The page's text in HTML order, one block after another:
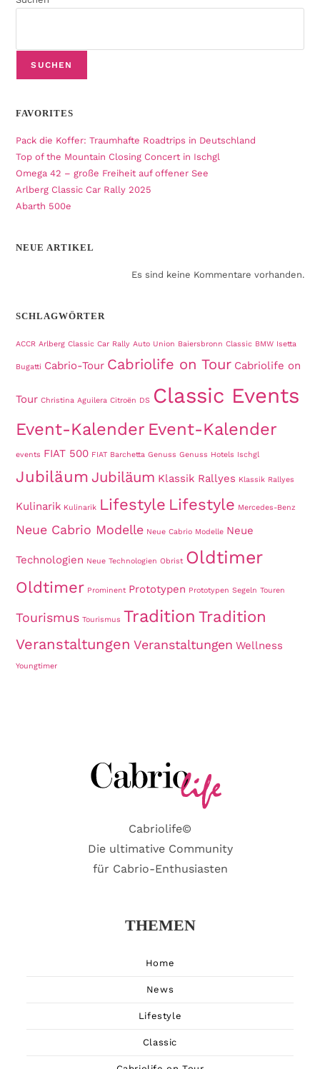
SUCHEN
FAVORITES
Pack die Koffer: Traumhafte Roadtrips in Deutschland
Top of the Mountain Closing Concert in Ischgl
Omega 42 – große Freiheit auf offener See
Arlberg Classic Car Rally 2025
Abarth 500e
NEUE ARTIKEL
Es sind keine Kommentare vorhanden.
SCHLAGWÖRTER
ACCR Arlberg Classic Car Rally Auto Union Baiersbronn Classic BMW Isetta
Bugatti Cabrio-Tour Cabriolife on Tour Cabriolife on
Tour Christina Aguilera Citroën DS Classic Events
Event-Kalender Event-Kalender
events FIAT 500 FIAT Barchetta Genuss Genuss Hotels Ischgl
Jubiläum Jubiläum Klassik Rallyes Klassik Rallyes
Kulinarik Kulinarik Lifestyle Lifestyle Mercedes-Benz
Neue Cabrio Modelle Neue Cabrio Modelle Neue
Technologien Neue Technologien Obrist Oldtimer
Oldtimer Prominent Prototypen Prototypen Segeln Touren
Tourismus Tourismus Tradition Tradition
Veranstaltungen Veranstaltungen Wellness
Youngtimer
Cabriolife©
Die ultimative Community
für Cabrio-Enthusiasten
THEMEN
Home
News
Lifestyle
Classic